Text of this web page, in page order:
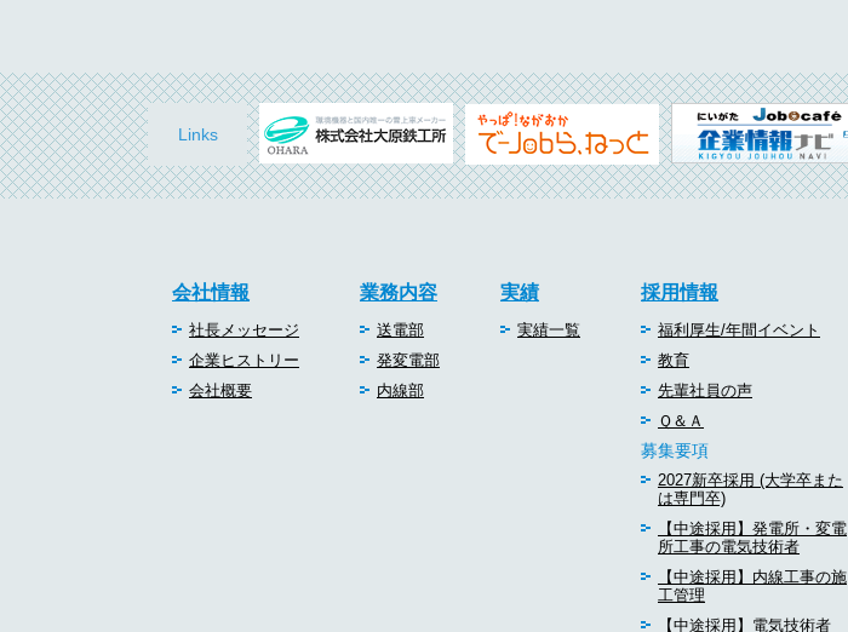
Links
会社情報
社長メッセージ
企業ヒストリー
会社概要
業務内容
送電部
発変電部
内線部
実績
実績一覧
採用情報
福利厚生/年間イベント
教育
先輩社員の声
Ｑ＆Ａ
募集要項
2027新卒採用 (大学卒また
は専門卒)
【中途採用】発電所・変電
所工事の電気技術者
【中途採用】内線工事の施
工管理
【中途採用】電気技術者